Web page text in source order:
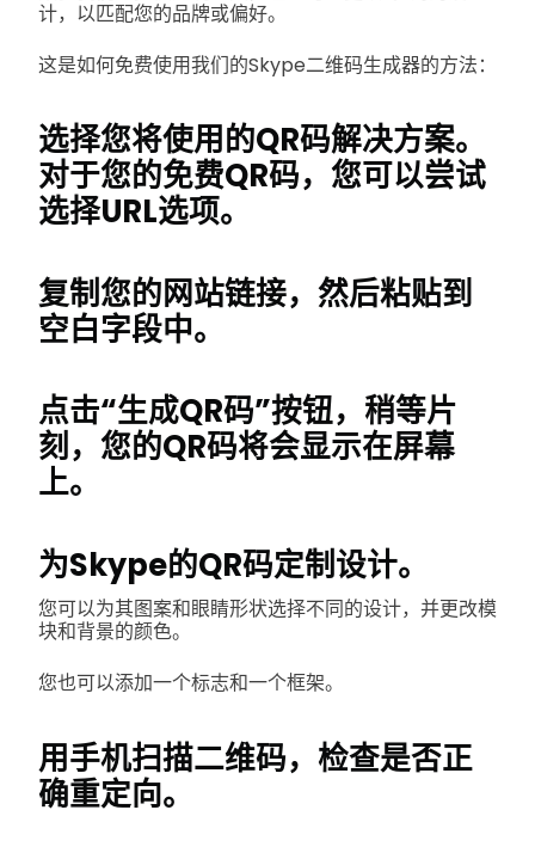
计，以匹配您的品牌或偏好。
这是如何免费使用我们的Skype二维码生成器的方法：
选择您将使用的QR码解决方案。
对于您的免费QR码，您可以尝试
选择URL选项。
复制您的网站链接，然后粘贴到
空白字段中。
点击“生成QR码”按钮，稍等片
刻，您的QR码将会显示在屏幕
上。
为Skype的QR码定制设计。
您可以为其图案和眼睛形状选择不同的设计，并更改模
块和背景的颜色。
您也可以添加一个标志和一个框架。
用手机扫描二维码，检查是否正
确重定向。